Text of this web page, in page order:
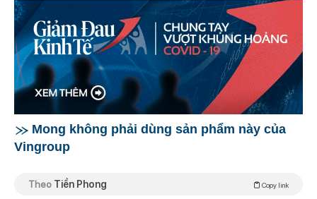
Mong không phải dùng sản phẩm này của
Vingroup
Theo Tiền Phong Copy link